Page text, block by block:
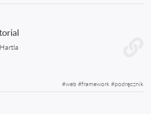
#web #framework #podręcznik